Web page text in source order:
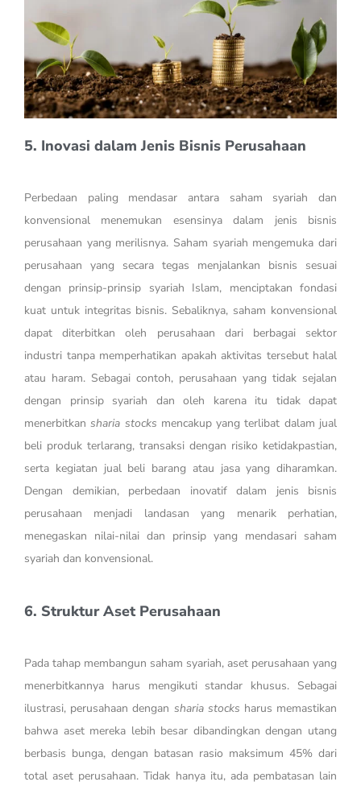
5. Inovasi dalam Jenis Bisnis Perusahaan
Perbedaan paling mendasar antara saham syariah dan
konvensional menemukan esensinya dalam jenis bisnis
perusahaan yang merilisnya. Saham syariah mengemuka dari
perusahaan yang secara tegas menjalankan bisnis sesuai
dengan prinsip-prinsip syariah Islam, menciptakan fondasi
kuat untuk integritas bisnis. Sebaliknya, saham konvensional
dapat diterbitkan oleh perusahaan dari berbagai sektor
industri tanpa memperhatikan apakah aktivitas tersebut halal
atau haram. Sebagai contoh, perusahaan yang tidak sejalan
dengan prinsip syariah dan oleh karena itu tidak dapat
menerbitkansharia stocks mencakup yang terlibat dalam jual
beli produk terlarang, transaksi dengan risiko ketidakpastian,
serta kegiatan jual beli barang atau jasa yang diharamkan.
Dengan demikian, perbedaan inovatif dalam jenis bisnis
perusahaan menjadi landasan yang menarik perhatian,
menegaskan nilai-nilai dan prinsip yang mendasari saham
syariah dan konvensional.
6. Struktur Aset Perusahaan
Pada tahap membangun saham syariah, aset perusahaan yang
menerbitkannya harus mengikuti standar khusus. Sebagai
ilustrasi, perusahaan dengan sharia stocks harus memastikan
bahwa aset mereka lebih besar dibandingkan dengan utang
berbasis bunga, dengan batasan rasio maksimum 45% dari
total aset perusahaan. Tidak hanya itu, ada pembatasan lain